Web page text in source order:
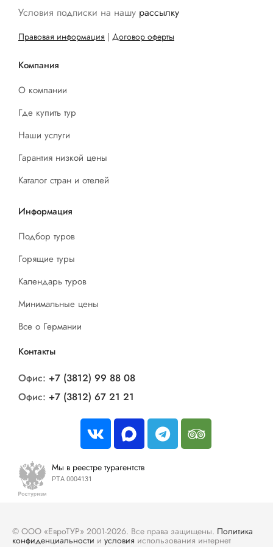
Условия подписки на нашу рассылку
Правовая информация | Договор оферты
Компания
О компании
Где купить тур
Наши услуги
Гарантия низкой цены
Каталог стран и отелей
Информация
Подбор туров
Горящие туры
Календарь туров
Минимальные цены
Все о Германии
Контакты
Офис: +7 (3812) 99 88 08
Офис: +7 (3812) 67 21 21
Мы в реестре турагентств
РТА 0004131
© ООО «ЕвроТУР» 2001-2026. Все права защищены. Политика
конфиденциальности и условия использования интернет